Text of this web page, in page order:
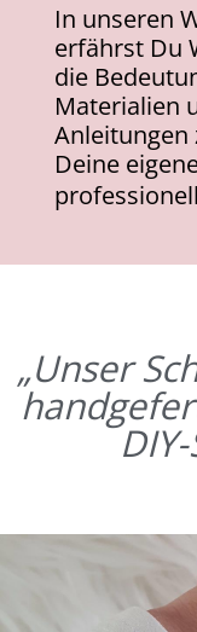
In unseren
erfährst Du
die
Materialien
Anleitungen
Deine
„Unser